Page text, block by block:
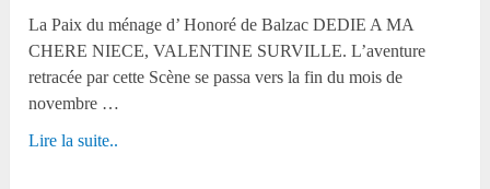
La Paix du ménage d’ Honoré de Balzac DEDIE A MA
CHERE NIECE, VALENTINE SURVILLE. L’aventure
retracée par cette Scène se passa vers la fin du mois de
novembre …
Lire la suite..